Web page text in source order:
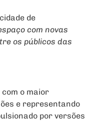
de
com novas
os públicos das
o maior
e representando
por versões